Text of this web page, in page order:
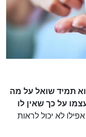
תמיד שואל על מה
על כך שאין לו
לא יכול לראות